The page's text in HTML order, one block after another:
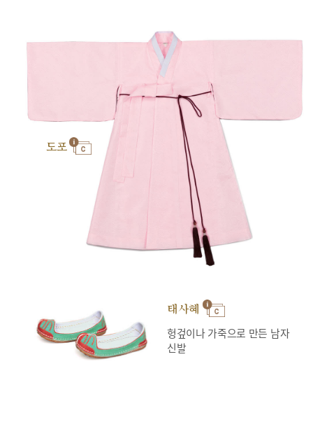
도포
태사혜
헝겊이나 가죽으로 만든 남자
신발